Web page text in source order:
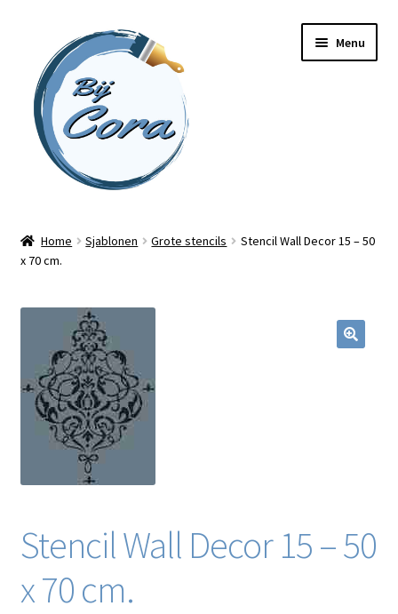
naar
navigatie
inhoud
Menu
Workshops
Online cursussen
Shop
Blog / DIY / Tutorials
Over mij
Home Sjablonen Grote stencils
Stencil Wall Decor 15 – 50
x 70 cm.
Stencil Wall Decor 15 – 50
x 70 cm.